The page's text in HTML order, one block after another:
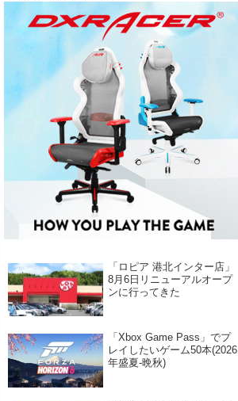
「ロピア 港北インター店」
8月6日リニューアルオープ
ンに行ってきた
「Xbox Game Pass」でプ
レイしたいゲーム50本(2026
年盛夏-晩秋)